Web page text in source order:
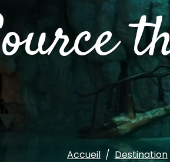
Accueil Destination